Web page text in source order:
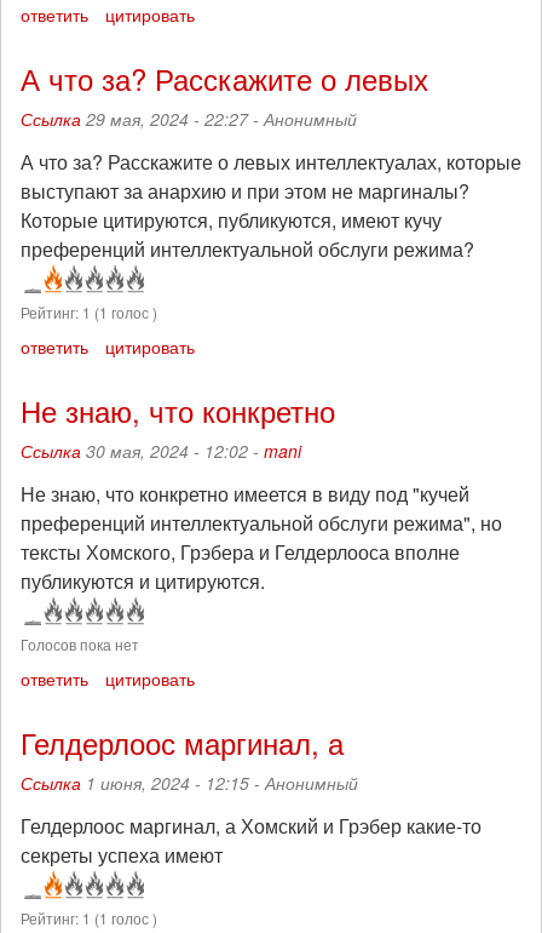
ответить цитировать
А что за? Расскажите о левых
Ссылка 29 мая, 2024 - 22:27 -Анонимный
А что за? Расскажите о левых интеллектуалах, которые
выступают за анархию и при этом не маргиналы?
Которые цитируются, публикуются, имеют кучу
преференций интеллектуальной обслуги режима?
Рейтинг: 1 (1 голос )
ответить цитировать
Не знаю, что конкретно
Ссылка 30 мая, 2024 - 12:02 - mani
Не знаю, что конкретно имеется в виду под "кучей
преференций интеллектуальной обслуги режима", но
тексты Хомского, Грэбера и Гелдерлооса вполне
публикуются и цитируются.
Голосов пока нет
ответить цитировать
Гелдерлоос маргинал, а
Ссылка 1 июня, 2024 - 12:15 -Анонимный
Гелдерлоос маргинал, а Хомский и Грэбер какие-то
секреты успеха имеют
Рейтинг: 1 (1 голос )